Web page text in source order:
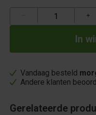
+
Vandaag besteld
Andere klanten
Gerelateerde